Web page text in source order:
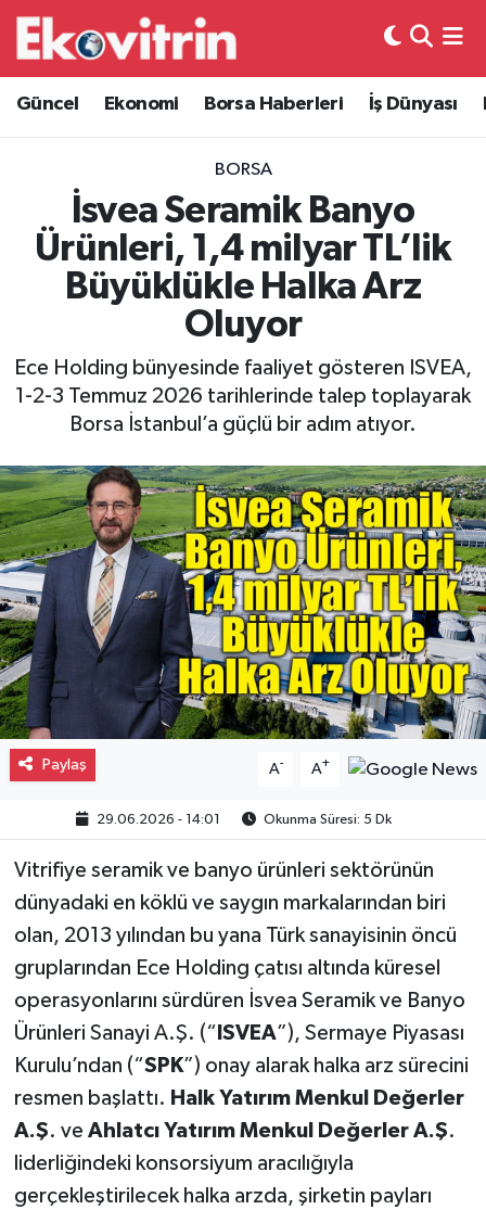
Güncel Ekonomi Borsa Haberleri İş Dünyası
BORSA
İsvea Seramik Banyo
Ürünleri, 1,4 milyar TL’lik
Büyüklükle Halka Arz
Oluyor
Ece Holding bünyesinde faaliyet gösteren ISVEA,
1-2-3 Temmuz 2026 tarihlerinde talep toplayarak
Borsa İstanbul’a güçlü bir adım atıyor.
Paylaş A- A+
29.06.2026 - 14:01 Okunma Süresi: 5 Dk
Vitrifiye seramik ve banyo ürünleri sektörünün
dünyadaki en köklü ve saygın markalarından biri
olan, 2013 yılından bu yana Türk sanayisinin öncü
gruplarından Ece Holding çatısı altında küresel
operasyonlarını sürdüren İsvea Seramik ve Banyo
Ürünleri Sanayi A.Ş. (“ ISVEA”), Sermaye Piyasası
Kurulu’ndan (“SPK”) onay alarak halka arz sürecini
resmen başlattı. Halk Yatırım Menkul Değerler
A.Ş. ve Ahlatcı Yatırım Menkul Değerler A.Ş.
liderliğindeki konsorsiyum aracılığıyla
gerçekleştirilecek halka arzda, şirketin payları
Güncel
Ekonomi
Borsa Haberleri
İş Dünyası
Lojistik
Otovitrin
Asayiş
Magazin
Gayrimenkul
Spor
Eğitim
Hava Durumu
Trafik Durumu
Süper Lig Puan Durumu ve Fikstür
Tüm Manşetler
Son Dakika Haberleri
Haber Arşivi